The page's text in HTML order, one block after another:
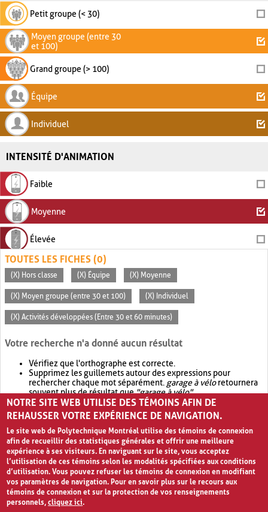
Petit groupe (< 30)
Moyen groupe (entre 30
et 100)
Grand groupe (> 100)
Équipe
Individuel
INTENSITÉ D'ANIMATION
Faible
Moyenne
Élevée
TOUTES LES FICHES (0)
(X) Hors classe (X) Équipe (X) Moyenne
(X) Moyen groupe (entre 30 et 100) (X) Individuel
(X) Activités développées (Entre 30 et 60 minutes)
Votre recherche n'a donné aucun résultat
Vérifiez que l'orthographe est correcte.
Supprimez les guillemets autour des expressions pour
rechercher chaque mot séparément. garage à véloretournera
souvent plus de résultat que"garage à vélo".
Envisagez d'élargir votre recherche avec OR.garage OR vélo
retournera souvent plus de résultat quegarage à vélo
NOTRE SITE WEB UTILISE DES TÉMOINS AFIN DE
REHAUSSER VOTRE EXPÉRIENCE DE NAVIGATION.
Le site web de Polytechnique Montréal utilise des témoins de connexion
afin de recueillir des statistiques générales et offrir une meilleure
expérience à ses visiteurs. En naviguant sur le site, vous acceptez
l’utilisation de ces témoins selon les modalités spécifiées aux conditions
d’utilisation. Vous pouvez refuser les témoins de connexion en modifiant
vos paramètres de navigation. Pour en savoir plus sur le recours aux
témoins de connexion et sur la protection de vos renseignements
personnels,cliquez ici.